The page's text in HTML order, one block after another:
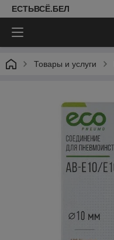
ЕСТЬВСЁ.БЕЛ
Товары и услуги